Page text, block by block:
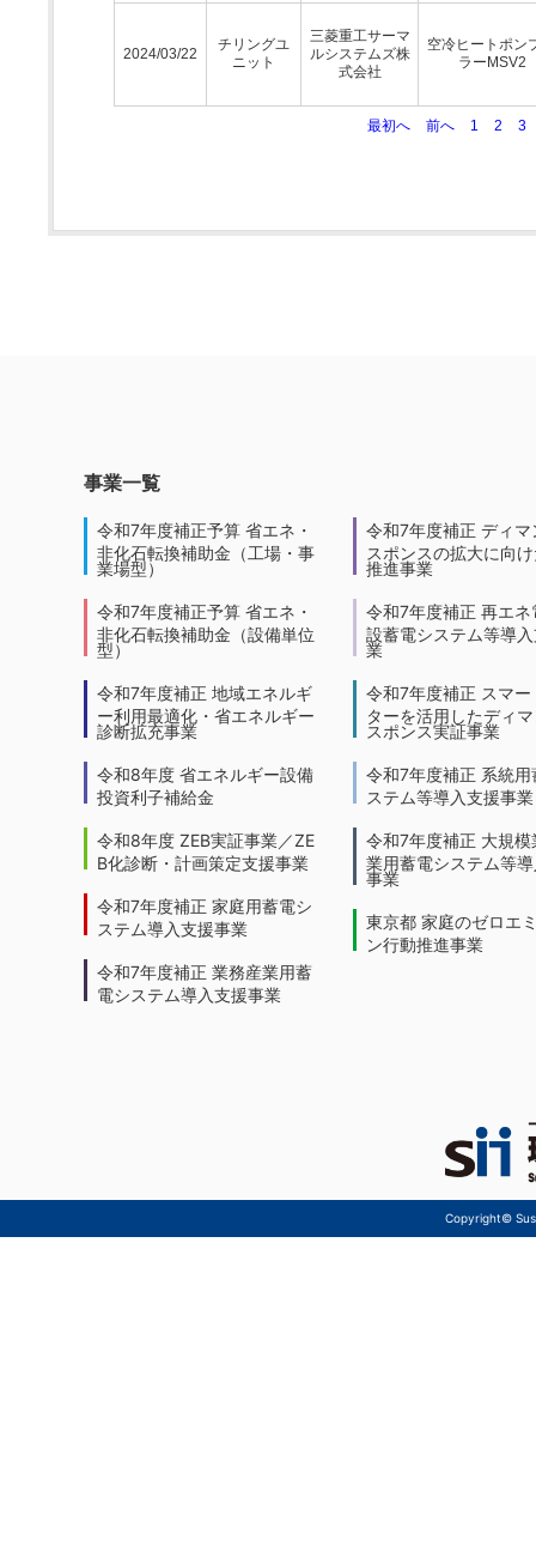
2024/03/22
チリングユ
ニット
三菱重工サーマ
ルシステムズ株
式会社
空冷ヒートポン
ラーMSV2
最初へ 前へ 1 2 3
事業一覧
令和7年度補正予算 省エネ・
非化石転換補助金（工場・事
業場型）
令和7年度補正予算 省エネ・
非化石転換補助金（設備単位
型）
令和7年度補正 地域エネルギ
ー利用最適化・省エネルギー
診断拡充事業
令和8年度 省エネルギー設備
投資利子補給金
令和8年度 ZEB実証事業／ZE
B化診断・計画策定支援事業
令和7年度補正 家庭用蓄電シ
ステム導入支援事業
令和7年度補正 業務産業用蓄
電システム導入支援事業
令和7年度補正 ディマ
スポンスの拡大に向
推進事業
令和7年度補正 再エネ
設蓄電システム等導
業
令和7年度補正 スマー
ターを活用したディ
スポンス実証事業
令和7年度補正 系統用
ステム等導入支援事業
令和7年度補正 大規模
業用蓄電システム等
事業
東京都 家庭のゼロエ
ン行動推進事業
Copyright©